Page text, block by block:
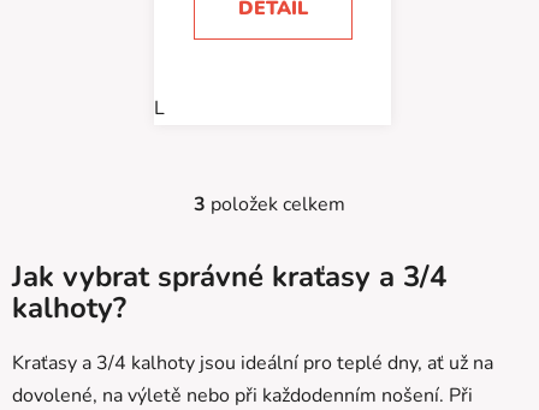
DETAIL
L
O
l
á
a
c
í
3 položek celkem
Jak vybrat správné kraťasy a 3/4
kalhoty?
Kraťasy a 3/4 kalhoty jsou ideální pro teplé dny, ať už na
dovolené, na výletě nebo při každodenním nošení. Při